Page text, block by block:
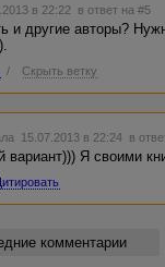
в 22:22 в ответ на #5
и другие авторы?
/ Скрыть ветку
15.07.2013 в 22:24 в
вариант))) Я своими
комментарии